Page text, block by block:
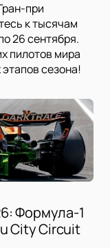
при
к тысячам
26 сентября.
пилотов мира
сезона!
Формула-1
City Circuit